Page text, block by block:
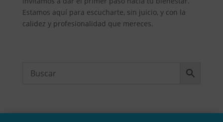
Estamos aquí para escucharte, sin juicio, y con la
calidez y profesionalidad que mereces.